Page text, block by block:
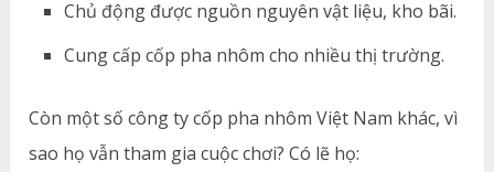
Chủ động được nguồn nguyên vật liệu, kho bãi.
Cung cấp cốp pha nhôm cho nhiều thị trường.
Còn một số công ty cốp pha nhôm Việt Nam khác, vì
sao họ vẫn tham gia cuộc chơi? Có lẽ họ: